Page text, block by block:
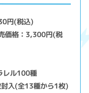
円(税込)
格：3,300円(税
レル100種
入(全13種から1枚)